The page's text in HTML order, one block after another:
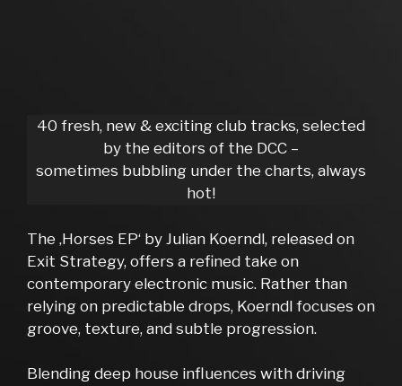
40 fresh, new & exciting club tracks, selected
by the editors of the DCC –
sometimes bubbling under the charts, always
hot!
The ‚Horses EP‘ by Julian Koerndl, released on
Exit Strategy, offers a refined take on
contemporary electronic music. Rather than
relying on predictable drops, Koerndl focuses on
groove, texture, and subtle progression.
Blending deep house influences with driving